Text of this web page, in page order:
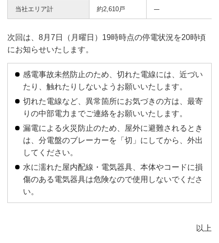
当社エリア計 約2,610戸
次回は、8月7日（月曜日）19時時点の停電状況を20時頃
にお知らせいたします。
感電事故未然防止のため、切れた電線には、近づい
たり、触れたりしないようお願いいたします。
切れた電線など、異常箇所にお気づきの方は、最寄
りの中部電力までご連絡をお願いいたします。
漏電による火災防止のため、屋外に避難されるとき
は、分電盤のブレーカーを「切」にしてから、外出
してください。
水に濡れた屋内配線・電気器具、本体やコードに損
傷のある電気器具は危険なので使用しないでくださ
い。
以上